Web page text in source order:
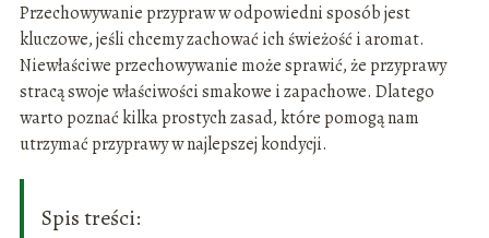
Przechowywanie przypraw w odpowiedni sposób jest
kluczowe, jeśli chcemy zachować ich świeżość i aromat.
Niewłaściwe przechowywanie może sprawić, że przyprawy
stracą swoje właściwości smakowe i zapachowe. Dlatego
warto poznać kilka prostych zasad, które pomogą nam
utrzymać przyprawy w najlepszej kondycji.
Spis treści: